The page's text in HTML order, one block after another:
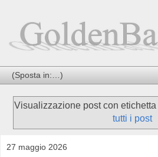
Visualizzazione post con etichetta
tutti i post
27 maggio 2026